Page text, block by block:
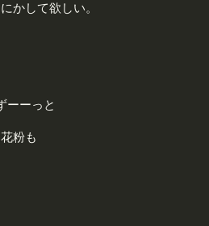
かして欲しい。
ーーっと
粉も